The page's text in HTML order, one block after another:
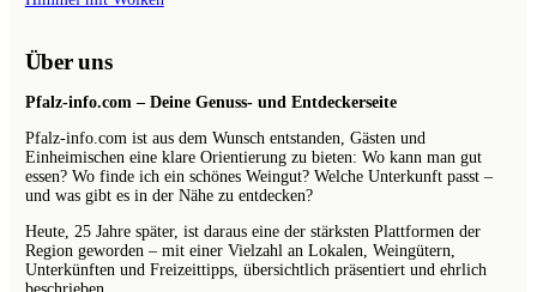
Über uns
Pfalz-info.com – Deine Genuss- und Entdeckerseite
Pfalz-info.com ist aus dem Wunsch entstanden, Gästen und
Einheimischen eine klare Orientierung zu bieten: Wo kann man gut
essen? Wo finde ich ein schönes Weingut? Welche Unterkunft passt –
und was gibt es in der Nähe zu entdecken?
Heute, 25 Jahre später, ist daraus eine der stärksten Plattformen der
Region geworden – mit einer Vielzahl an Lokalen, Weingütern,
Unterkünften und Freizeittipps, übersichtlich präsentiert und ehrlich